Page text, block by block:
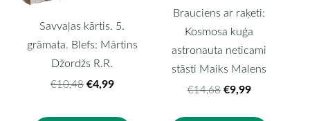
Savvaļas kārtis. 5.
grāmata. Blefs: Mārtins
Džordžs R.R.
€10,48 €4,99
Brauciens ar raķeti:
Kosmosa kuģa
astronauta neticami
stāsti Maiks Malens
€14,68 €9,99